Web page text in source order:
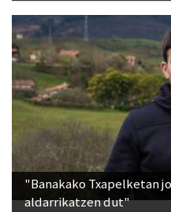
"Banakako Txapelketan
aldarrikatzen dut"